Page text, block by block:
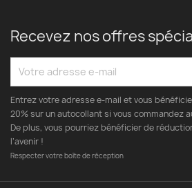
Recevez nos offres
Entrez votre adresse e-mail et vous
20% sur un autocollant si vous commandez
De plus, vous pourriez bénéficier de
l’avenir !
Respecter votre boîte de réception